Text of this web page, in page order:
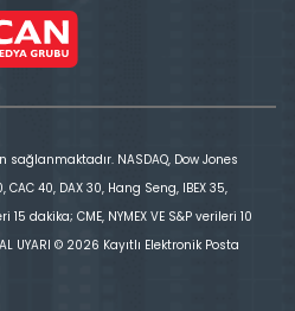
NASDAQ, Dow Jones
CAC 40, DAX 30, Hang Seng, IBEX 35,
dakika; CME, NYMEX VE S&P verileri 10
UYARI © 2026 Kayıtlı Elektronik Posta